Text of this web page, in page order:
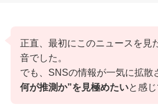
正直、最初にこのニュースを
音でした。
でも、SNSの情報が一気に拡散
何が推測か”を見極めたいと感じ